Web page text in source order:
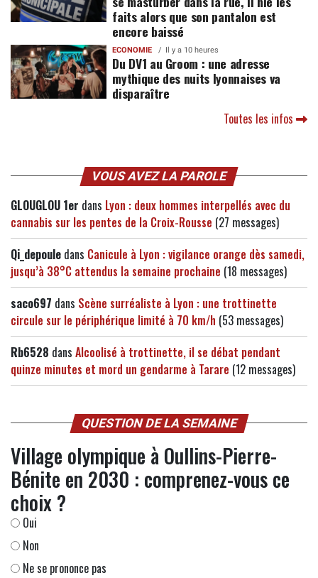
faits alors que son pantalon est
encore baissé
ECONOMIE Il y a 10 heures
Du DV1 au Groom : une adresse
mythique des nuits lyonnaises va
disparaître
Toutes les infos
VOUS AVEZ LA PAROLE
GLOUGLOU 1er dans Lyon : deux hommes interpellés avec du
cannabis sur les pentes de la Croix-Rousse (27 messages)
Qi_depoule dans Canicule à Lyon : vigilance orange dès samedi,
jusqu’à 38°C attendus la semaine prochaine (18 messages)
saco697 dans Scène surréaliste à Lyon : une trottinette
circule sur le périphérique limité à 70 km/h (53 messages)
Rb6528 dans Alcoolisé à trottinette, il se débat pendant
quinze minutes et mord un gendarme à Tarare (12 messages)
QUESTION DE LA SEMAINE
Village olympique à Oullins-Pierre-
Bénite en 2030 : comprenez-vous ce
choix ?
Oui
Non
Ne se prononce pas